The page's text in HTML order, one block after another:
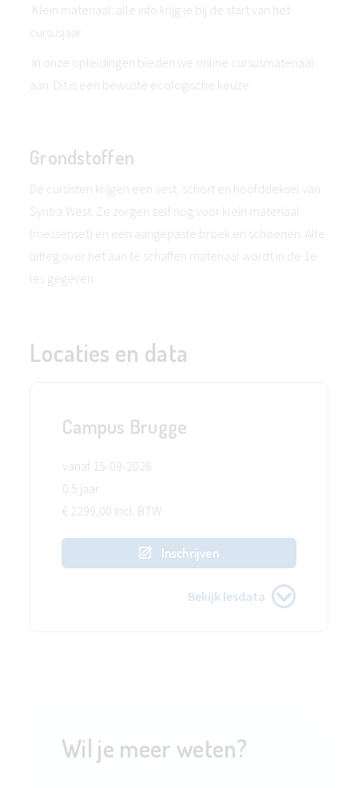
·Klein materiaal: alle info krijg je bij de start van het
cursusjaar.
·In onze opleidingen bieden we online cursusmateriaal
aan. Dit is een bewuste ecologische keuze.
Grondstoffen
De cursisten krijgen een vest, schort en hoofddeksel van
Syntra West. Ze zorgen zelf nog voor klein materiaal
(messenset) en een aangepaste broek en schoenen. Alle
uitleg over het aan te schaffen materiaal wordt in de 1e
les gegeven.
Locaties en data
Campus Brugge
vanaf 15-09-2026
0.5 jaar
€ 2299,00 incl. BTW
Inschrijven
Bekijk lesdata
Wil je meer weten?